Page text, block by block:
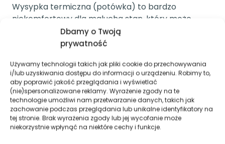
Dbamy o Twoją
prywatność
Używamy technologii takich jak pliki cookie do przechowywania
i/lub uzyskiwania dostępu do informacji o urządzeniu. Robimy to,
aby poprawić jakość przeglądania i wyświetlać
(nie)spersonalizowane reklamy. Wyrażenie zgody na te
technologie umożliwi nam przetwarzanie danych, takich jak
zachowanie podczas przeglądania lub unikalne identyfikatory na
tej stronie. Brak wyrażenia zgody lub jej wycofanie może
niekorzystnie wpłynąć na niektóre cechy i funkcje.
Wysypka termiczna (potówka) to bardzo
niekomfortowy dla malucha stan, który może
powodować znaczące pogorszenie samopoczucia
dziecka i problemy z codziennym
rozwiązań, które mogą pomóc zmniejszyć
dyskomfort spowodowany tego rodzaju wysypką.
Pomoc lekarza